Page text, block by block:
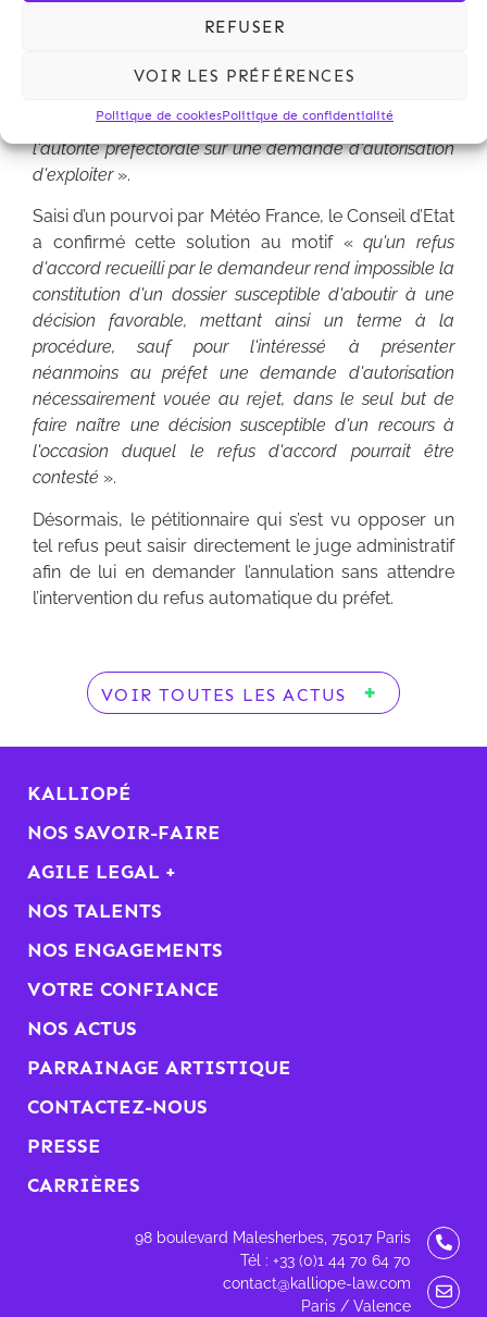
REFUSER
VOIR LES PRÉFÉRENCES
Politique de cookiesPolitique de confidentialité
décision ne pouvait pas être considérée comme une
nécessairement en cause la faisabilité du projet
obstacle à la naissance d'une décision prise par
l'autorité préfectorale sur une demande d'autorisation
d'exploiter ».
Saisi d’un pourvoi par Météo France, le Conseil d’Etat
a confirmé cette solution au motif «qu'un refus
d'accord recueilli par le demandeur rend impossible la
constitution d'un dossier susceptible d'aboutir à une
décision favorable, mettant ainsi un terme à la
procédure, sauf pour l'intéressé à présenter
néanmoins au préfet une demande d'autorisation
nécessairement vouée au rejet, dans le seul but de
faire naître une décision susceptible d'un recours à
l'occasion duquel le refus d'accord pourrait être
contesté ».
Désormais, le pétitionnaire qui s’est vu opposer un
tel refus peut saisir directement le juge administratif
afin de lui en demander l’annulation sans attendre
l’intervention du refus automatique du préfet.
VOIR TOUTES LES ACTUS
KALLIOPÉ
NOS SAVOIR-FAIRE
AGILE LEGAL +
NOS TALENTS
NOS ENGAGEMENTS
VOTRE CONFIANCE
NOS ACTUS
PARRAINAGE ARTISTIQUE
CONTACTEZ-NOUS
PRESSE
CARRIÈRES
98 boulevard Malesherbes, 75017 Paris
Tél : +33 (0)1 44 70 64 70
contact@kalliope-law.com
Paris / Valence